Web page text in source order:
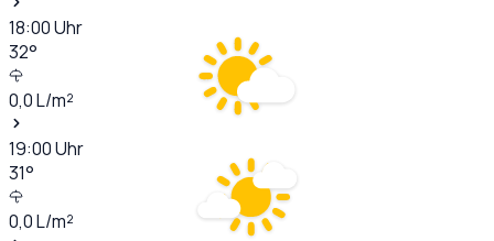
18:00Uhr
32°
0,0L/m²
19:00Uhr
31°
0,0L/m²